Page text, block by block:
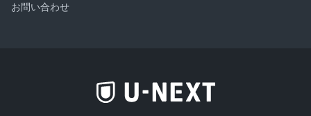
お問い合わせ